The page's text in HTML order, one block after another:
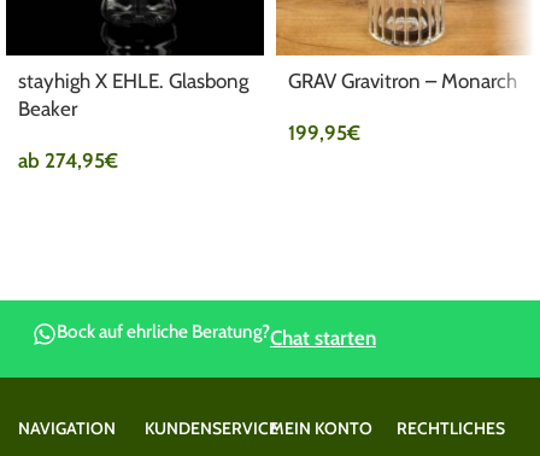
stayhigh X EHLE. Glasbong
Beaker
ab 274,95€
GRAV Gravitron – Monarch
199,95€
Bock auf ehrliche Beratung?Chat starten
NAVIGATION
KUNDENSERVICEMEIN KONTO
RECHTLICHES